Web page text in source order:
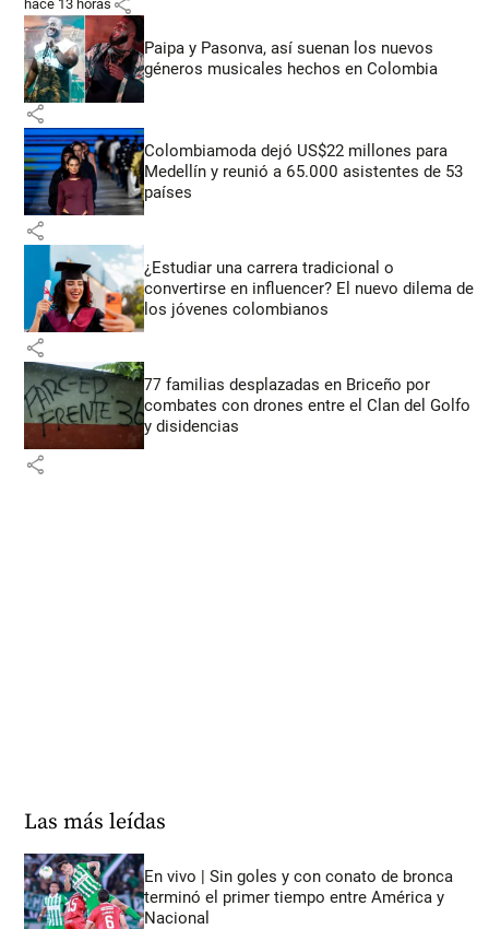
hace 13 horas
Paipa y Pasonva, así suenan los nuevos
géneros musicales hechos en Colombia
share
Colombiamoda dejó US$22 millones para
Medellín y reunió a 65.000 asistentes de 53
países
share
¿Estudiar una carrera tradicional o
convertirse en influencer? El nuevo dilema de
los jóvenes colombianos
share
77 familias desplazadas en Briceño por
combates con drones entre el Clan del Golfo
y disidencias
share
Las más leídas
En vivo | Sin goles y con conato de bronca
terminó el primer tiempo entre América y
Nacional